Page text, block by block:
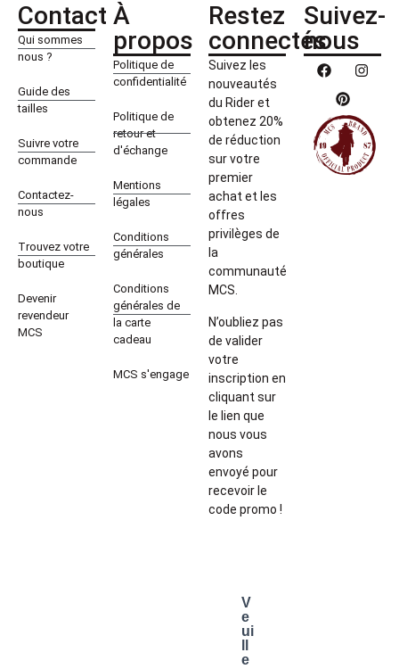
Contact
Qui sommes
nous ?
Guide des
tailles
Suivre votre
commande
Contactez-
nous
Trouvez votre
boutique
Devenir
revendeur
MCS
À
propos
Politique de
confidentialité
Politique de
retour et
d'échange
Mentions
légales
Conditions
générales
Conditions
générales de
la carte
cadeau
MCS s'engage
Restez
connectés
Suivez les
nouveautés
du Rider et
obtenez 20%
de réduction
sur votre
premier
achat et les
offres
privilèges de
la
communauté
MCS.
N’oubliez pas
de valider
votre
inscription en
cliquant sur
le lien que
nous vous
avons
envoyé pour
recevoir le
code promo !
V
e
ui
e
Suivez-
nous